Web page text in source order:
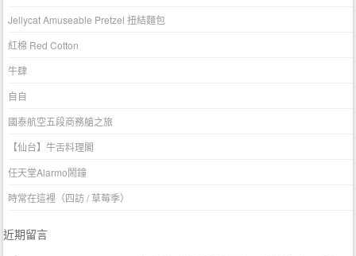
Jellycat Amuseable Pretzel 扭結麵包
紅棉 Red Cotton
牛肆
自自
國泰航空五段商務艙之旅
【仙台】牛舌料理閣
任天堂Alarmo鬧鐘
時常在這裡（四訪 / 草莓季）
近期留言